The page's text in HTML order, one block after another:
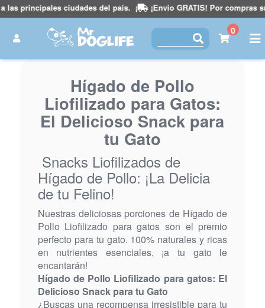
las principales ciudades del país.¡ ¡Envío GRATIS! Por compras
0
Hígado de Pollo
Liofilizado para Gatos:
El Delicioso Snack para
tu Gato
Snacks Liofilizados de
Hígado de Pollo: ¡La Delicia
de tu Felino!
Nuestras deliciosas porciones de Hígado de
Pollo Liofilizado para gatos son el premio
perfecto para tu gato. 100% naturales y ricas
en nutrientes esenciales, ¡a tu gato le
encantarán!
Hígado de Pollo Liofilizado para gatos: El
Delicioso Snack para tu Gato
¿Buscas una recompensa irresistible para tu